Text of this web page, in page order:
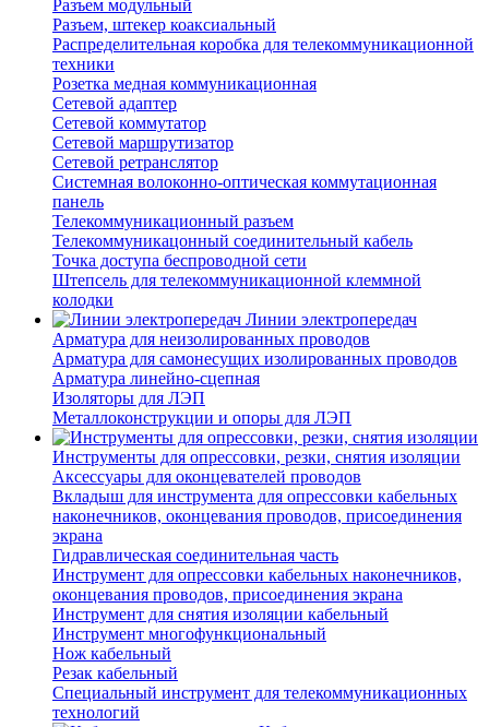
Разъем модульный
Разъем, штекер коаксиальный
Распределительная коробка для телекоммуникационной
техники
Розетка медная коммуникационная
Сетевой адаптер
Сетевой коммутатор
Сетевой маршрутизатор
Сетевой ретранслятор
Системная волоконно-оптическая коммутационная
панель
Телекоммуникационный разъем
Телекоммуникацонный соединительный кабель
Точка доступа беспроводной сети
Штепсель для телекоммуникационной клеммной
колодки
Линии электропередач
Арматура для неизолированных проводов
Арматура для самонесущих изолированных проводов
Арматура линейно-сцепная
Изоляторы для ЛЭП
Металлоконструкции и опоры для ЛЭП
Инструменты для опрессовки, резки, снятия изоляции
Аксессуары для оконцевателей проводов
Вкладыш для инструмента для опрессовки кабельных
наконечников, оконцевания проводов, присоединения
экрана
Гидравлическая соединительная часть
Инструмент для опрессовки кабельных наконечников,
оконцевания проводов, присоединения экрана
Инструмент для снятия изоляции кабельный
Инструмент многофункциональный
Нож кабельный
Резак кабельный
Специальный инструмент для телекоммуникационных
технологий